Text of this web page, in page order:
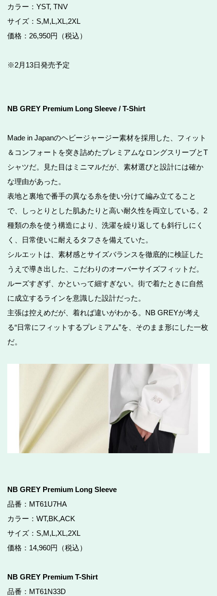
カラー：YST, TNV
サイズ：S,M,L,XL,2XL
価格：26,950円（税込）
※2月13日発売予定
NB GREY Premium Long Sleeve / T-Shirt
Made in Japanのヘビージャージー素材を採用した、フィット
＆コンフォートを突き詰めたプレミアムなロングスリーブとT
シャツだ。見た目はミニマルだが、素材選びと設計には確か
な理由があった。
表地と裏地で番手の異なる糸を使い分けて編み立てること
で、しっとりとした肌あたりと高い耐久性を両立している。2
種類の糸を使う構造により、洗濯を繰り返しても斜行しにく
く、日常使いに耐えるタフさを備えていた。
シルエットは、素材感とサイズバランスを徹底的に検証した
うえで導き出した、こだわりのオーバーサイズフィットだ。
ルーズすぎず、かといって細すぎない。街で着たときに自然
に成立するラインを意識した設計だった。
主張は控えめだが、着れば違いがわかる。NB GREYが考え
る“日常にフィットするプレミアム”を、そのまま形にした一枚
だ。
NB GREY Premium Long Sleeve
品番：MT61U7HA
カラー：WT,BK,ACK
サイズ：S,M,L,XL,2XL
価格：14,960円（税込）
NB GREY Premium T-Shirt
品番：MT61N33D